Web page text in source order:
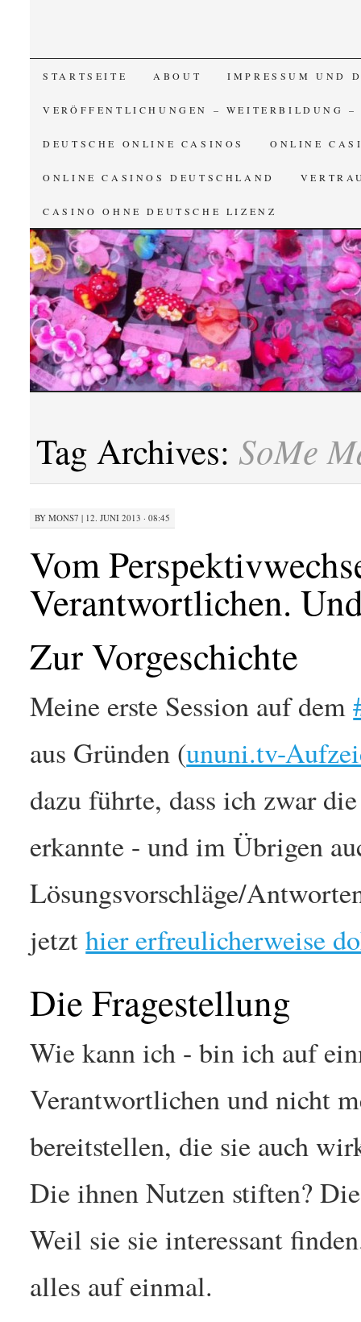
SKIP TO CONTENT
STARTSEITE ABOUT IMPRESSUM UND
VERÖFFENTLICHUNGEN – WEITERBILDUNG
DEUTSCHE ONLINE CASINOS ONLINE
ONLINE CASINOS DEUTSCHLAND
CASINO OHNE DEUTSCHE LIZENZ
Tag Archives: SoMe
BY MONS7 | 12. JUNI 2013 · 08:45
Vom
Verantwortlichen.
Zur Vorgeschichte
Meine erste Session auf dem
aus Gründen (ununi.tv-
dazu führte, dass ich zwar
erkannte - und im Übrigen
Lösungsvorschläge/
jetzthier erfreulicherweise
Die Fragestellung
Wie kann ich - bin ich auf
Verantwortlichen und nicht
bereitstellen, die sie auch
Die ihnen Nutzen stiften?
Weil sie sie interessant
alles auf einmal.